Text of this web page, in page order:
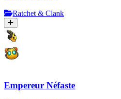
Ratchet & Clank
Empereur Néfaste